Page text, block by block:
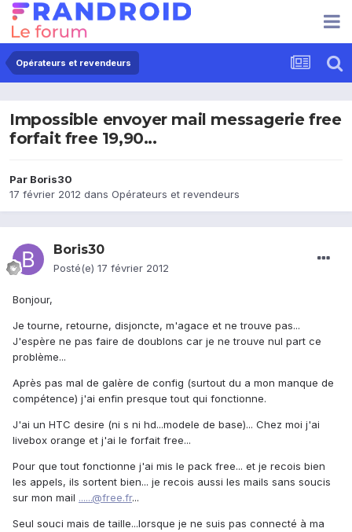
Opérateurs et revendeurs
Impossible envoyer mail messagerie free
forfait free 19,90...
Par Boris30
17 février 2012 dans Opérateurs et revendeurs
Boris30
Posté(e) 17 février 2012
Bonjour,
Je tourne, retourne, disjoncte, m'agace et ne trouve pas...
J'espère ne pas faire de doublons car je ne trouve nul part ce
problème...
Après pas mal de galère de config (surtout du a mon manque de
compétence) j'ai enfin presque tout qui fonctionne.
J'ai un HTC desire (ni s ni hd...modele de base)... Chez moi j'ai
livebox orange et j'ai le forfait free...
Pour que tout fonctionne j'ai mis le pack free... et je recois bien
les appels, ils sortent bien... je recois aussi les mails sans soucis
sur mon mail ......@free.fr...
Seul souci mais de taille...lorsque je ne suis pas connecté à ma